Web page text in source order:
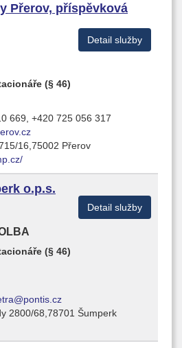
Přerov, příspěvková
Detail služby
(§ 46)
669, +420 725 056 317
16,75002 Přerov
o.p.s.
Detail služby
(§ 46)
2800/68,78701 Šumperk